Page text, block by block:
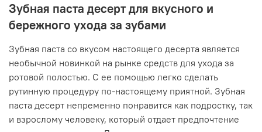
Зубная паста десерт для вкусного и
бережного ухода за зубами
Зубная паста со вкусом настоящего десерта является
необычной новинкой на рынке средств для ухода за
ротовой полостью. С ее помощью легко сделать
рутинную процедуру по-настоящему приятной. Зубная
паста десерт непременно понравится как подростку, так
и взрослому человеку, который отдает предпочтение